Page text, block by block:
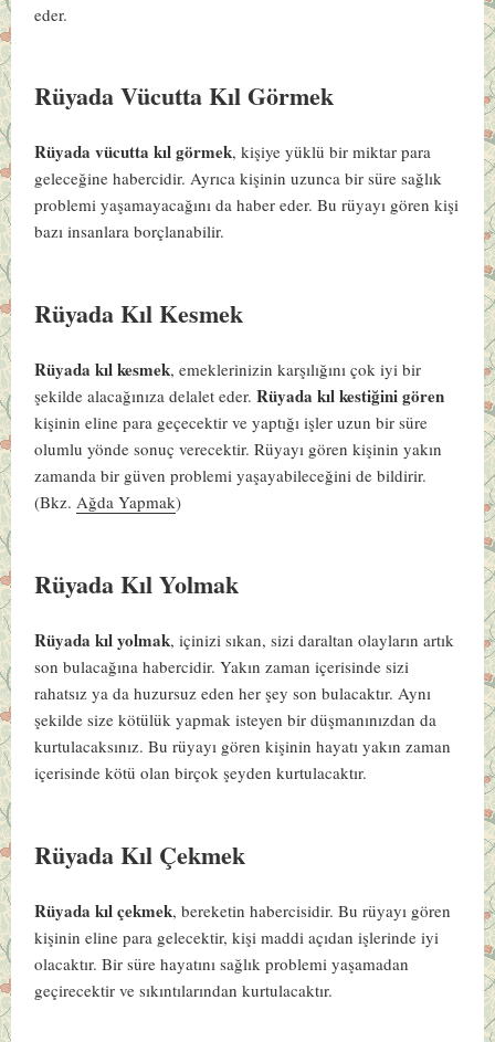
eder.
Rüyada Vücutta Kıl Görmek
Rüyada vücutta kıl görmek, kişiye yüklü bir miktar para
geleceğine habercidir. Ayrıca kişinin uzunca bir süre sağlık
problemi yaşamayacağını da haber eder. Bu rüyayı gören kişi
bazı insanlara borçlanabilir.
Rüyada Kıl Kesmek
Rüyada kıl kesmek, emeklerinizin karşılığını çok iyi bir
şekilde alacağınıza delalet eder.Rüyada kıl kestiğini gören
kişinin eline para geçecektir ve yaptığı işler uzun bir süre
olumlu yönde sonuç verecektir. Rüyayı gören kişinin yakın
zamanda bir güven problemi yaşayabileceğini de bildirir.
(Bkz.Ağda Yapmak)
Rüyada Kıl Yolmak
Rüyada kıl yolmak, içinizi sıkan, sizi daraltan olayların artık
son bulacağına habercidir. Yakın zaman içerisinde sizi
rahatsız ya da huzursuz eden her şey son bulacaktır. Aynı
şekilde size kötülük yapmak isteyen bir düşmanınızdan da
kurtulacaksınız. Bu rüyayı gören kişinin hayatı yakın zaman
içerisinde kötü olan birçok şeyden kurtulacaktır.
Rüyada Kıl Çekmek
Rüyada kıl çekmek, bereketin habercisidir. Bu rüyayı gören
kişinin eline para gelecektir, kişi maddi açıdan işlerinde iyi
olacaktır. Bir süre hayatını sağlık problemi yaşamadan
geçirecektir ve sıkıntılarından kurtulacaktır.